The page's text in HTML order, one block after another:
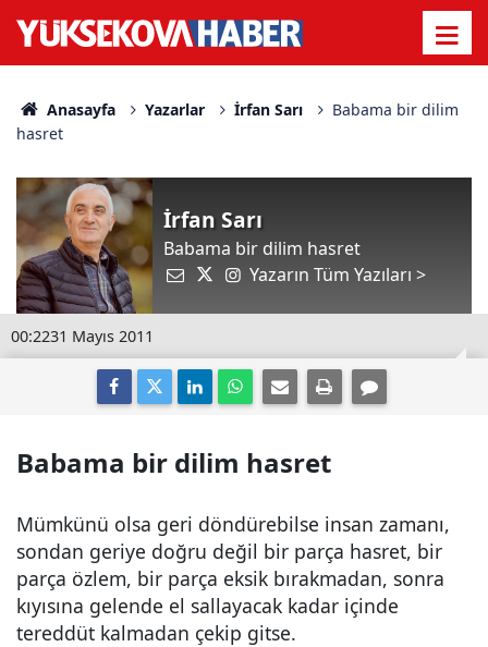
Anasayfa Yazarlar İrfan Sarı
Babama bir dilim
hasret
İrfan Sarı
Babama bir dilim hasret
Yazarın Tüm Yazıları >
00:2231 Mayıs 2011
Babama bir dilim hasret
Mümkünü olsa geri döndürebilse insan zamanı,
sondan geriye doğru değil bir parça hasret, bir
parça özlem, bir parça eksik bırakmadan, sonra
kıyısına gelende el sallayacak kadar içinde
tereddüt kalmadan çekip gitse.